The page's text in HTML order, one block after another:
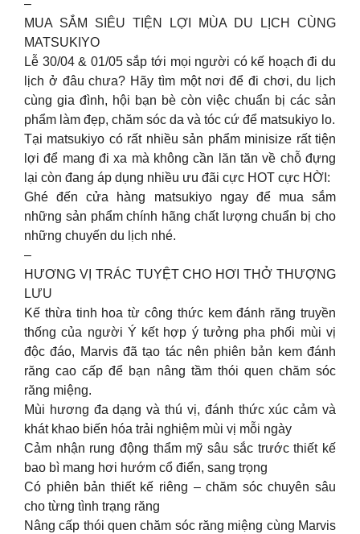
–
MUA SẮM SIÊU TIỆN LỢI MÙA DU LỊCH CÙNG
MATSUKIYO
Lễ 30/04 & 01/05 sắp tới mọi người có kế hoạch đi du
lịch ở đâu chưa? Hãy tìm một nơi để đi chơi, du lịch
cùng gia đình, hội bạn bè còn việc chuẩn bị các sản
phẩm làm đẹp, chăm sóc da và tóc cứ để matsukiyo lo.
Tại matsukiyo có rất nhiều sản phẩm minisize rất tiện
lợi để mang đi xa mà không cần lăn tăn về chỗ đựng
lại còn đang áp dụng nhiều ưu đãi cực HOT cực HỜI:
Ghé đến cửa hàng matsukiyo ngay để mua sắm
những sản phẩm chính hãng chất lượng chuẩn bị cho
những chuyến du lịch nhé.
–
HƯƠNG VỊ TRÁC TUYỆT CHO HƠI THỞ THƯỢNG
LƯU
Kế thừa tinh hoa từ công thức kem đánh răng truyền
thống của người Ý kết hợp ý tưởng pha phối mùi vị
độc đáo, Marvis đã tạo tác nên phiên bản kem đánh
răng cao cấp để bạn nâng tầm thói quen chăm sóc
răng miệng.
Mùi hương đa dạng và thú vị, đánh thức xúc cảm và
khát khao biến hóa trải nghiệm mùi vị mỗi ngày
Cảm nhận rung động thẩm mỹ sâu sắc trước thiết kế
bao bì mang hơi hướm cổ điển, sang trọng
Có phiên bản thiết kế riêng – chăm sóc chuyên sâu
cho từng tình trạng răng
Nâng cấp thói quen chăm sóc răng miệng cùng Marvis